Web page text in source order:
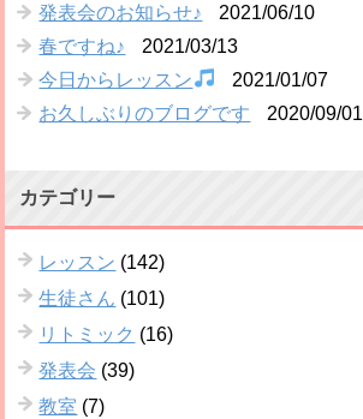
発表会のお知らせ♪
2021/06/10
春ですね♪
2021/03/13
今日からレッスン
2021/01/07
お久しぶりのブログです
2020/09/01
カテゴリー
レッスン (142)
生徒さん (101)
リトミック (16)
発表会 (39)
教室 (7)